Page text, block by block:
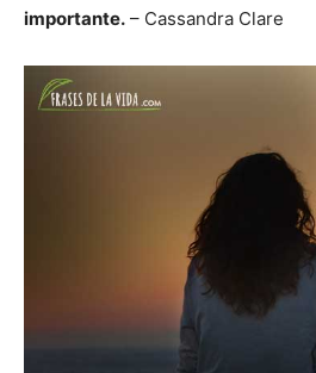
importante. – Cassandra Clare